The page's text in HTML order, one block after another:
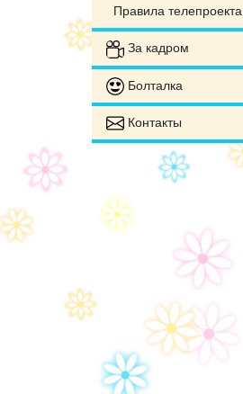
Правила телепроекта
За кадром
Болталка
Контакты